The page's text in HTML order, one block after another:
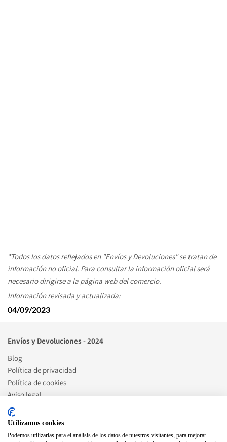
*Todos los datos reflejados en "Envíos y Devoluciones" se tratan de
información no oficial. Para consultar la información oficial será
necesario dirigirse a la página web del comercio.
Información revisada y actualizada:
04/09/2023
Envíos y Devoluciones - 2024
Blog
Política de privacidad
Política de cookies
Aviso legal
Artículos de blog destacados
Cómo ser punto celeritas
Utilizamos cookies
Podemos utilizarlas para el análisis de los datos de nuestros visitantes, para mejorar